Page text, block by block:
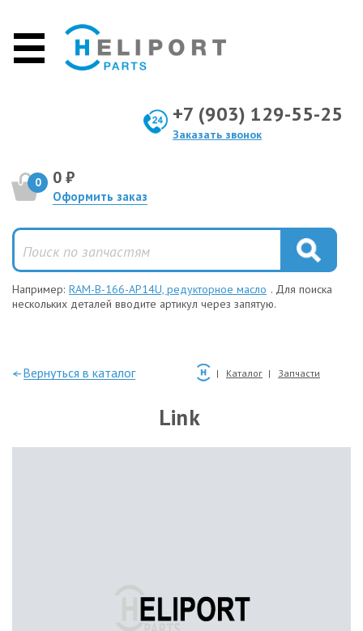
+7 (903) 129-55-25
Заказать звонок
0 0 ₽
Оформить заказ
Например: RAM-B-166-AP14U, редукторное масло . Для поиска
нескольких деталей вводите артикул через запятую.
—Вернуться в каталог Каталог Запчасти
Link